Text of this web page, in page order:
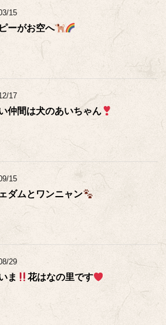
15
ーがお空へ
17
仲間は犬のあいちゃん
15
ダムとワンニャン
29
ま 花はなの里です